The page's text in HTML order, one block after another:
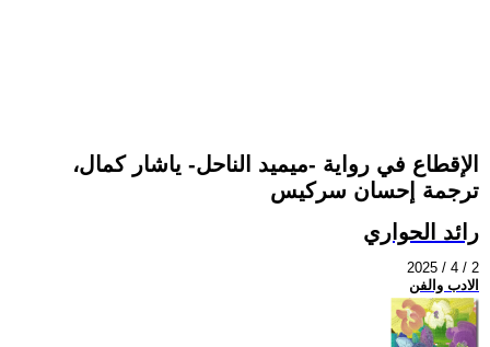
الإقطاع في رواية -ميميد الناحل- ياشار كمال،
ترجمة إحسان سركيس
رائد الحواري
2025 / 4 / 2
الادب والفن